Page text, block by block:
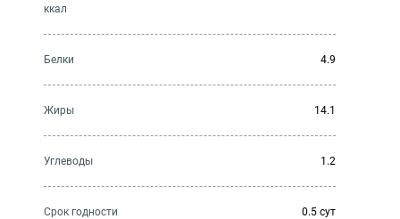
ккал
Белки 4.9
Жиры 14.1
Углеводы 1.2
Cрок годности 0.5 сут